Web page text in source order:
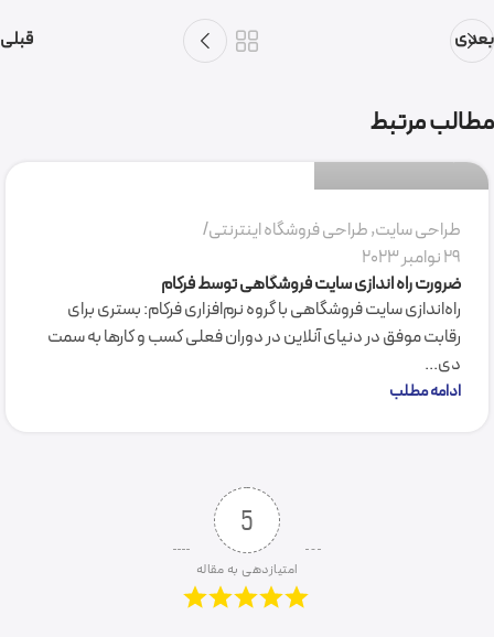
بعدی قبلی
مطالب مرتبط
طراحی سایت,طراحی فروشگاه اینترنتی
29 نوامبر 2023
ضرورت راه اندازی سایت فروشگاهی توسط فرکام
راه‌اندازی سایت فروشگاهی با گروه نرم‌افزاری فرکام: بستری برای
رقابت موفق در دنیای آنلاین در دوران فعلی کسب و کارها به سمت
دی...
ادامه مطلب
5
امتیازدهی به مقاله